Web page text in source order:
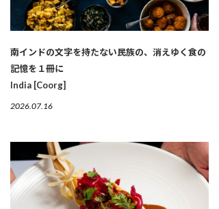
南インドの文字を持たない民族の、消えゆく食の
記憶を１冊に
India [Coorg]
2026.07.16